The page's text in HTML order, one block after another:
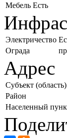
Мебель Есть
Электричество
Ограда
Адрес
Субъект (область)
Район
Населенный